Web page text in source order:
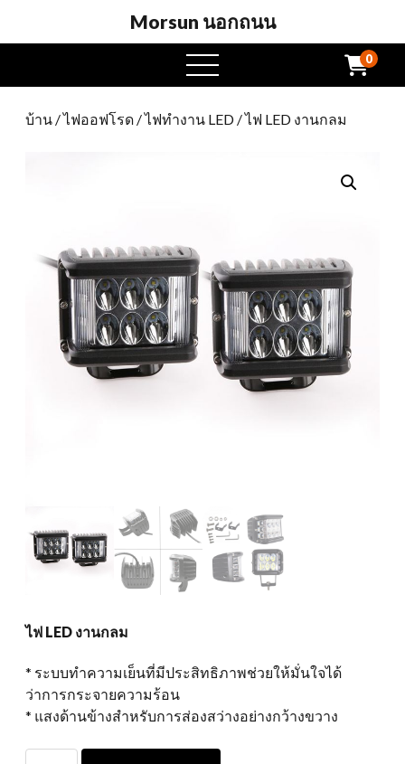
Morsun นอกถนน
เปิด
เมนู
0
บ้าน /ไฟออฟโรด /ไฟทำงาน LED / ไฟ LED งานกลม
ไฟ LED งานกลม
* ระบบทำความเย็นที่มีประสิทธิภาพช่วยให้มั่นใจได้
ว่าการกระจายความร้อน
* แสงด้านข้างสำหรับการส่องสว่างอย่างกว้างขวาง